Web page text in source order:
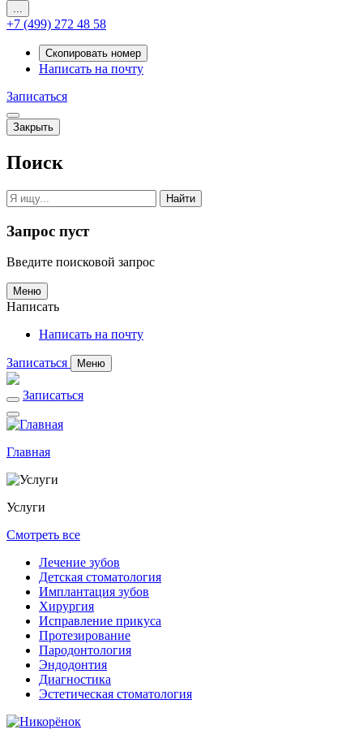
...
+7 (499) 272 48 58
Скопировать номер
Написать на почту
Записаться
Закрыть
Поиск
Найти
Запрос пуст
Введите поисковой запрос
Меню
Написать
Написать на почту
Записаться Меню
Записаться
Главная
Услуги
Смотреть все
Лечение зубов
Детская стоматология
Имплантация зубов
Хирургия
Исправление прикуса
Протезирование
Пародонтология
Эндодонтия
Диагностика
Эстетическая стоматология